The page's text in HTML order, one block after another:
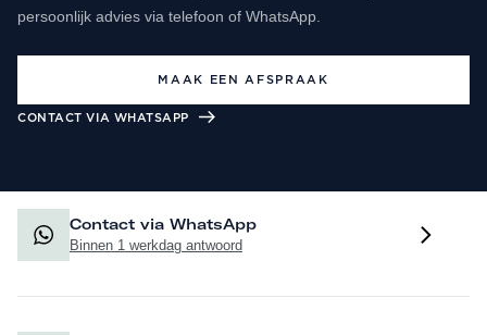
persoonlijk advies via telefoon of WhatsApp.
MAAK EEN AFSPRAAK
CONTACT VIA WHATSAPP
Contact via WhatsApp
Binnen 1 werkdag antwoord